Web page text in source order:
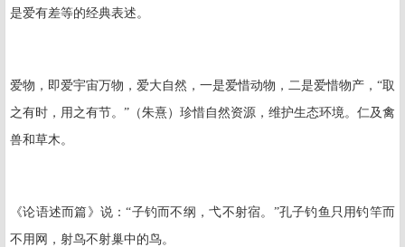
是爱有差等的经典表述。
爱物，即爱宇宙万物，爱大自然，一是爱惜动物，二是爱惜物产，“取
之有时，用之有节。”（朱熹）珍惜自然资源，维护生态环境。仁及禽
兽和草木。
《论语述而篇》说：“子钓而不纲，弋不射宿。”孔子钓鱼只用钓竿而
不用网，射鸟不射巢中的鸟。